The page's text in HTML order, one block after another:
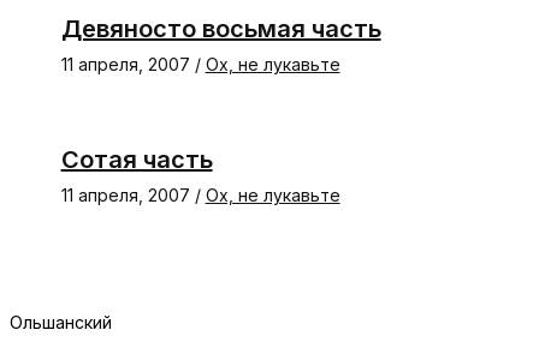
Девяносто восьмая часть
11 апреля, 2007 / Ох, не лукавьте
Сотая часть
11 апреля, 2007 / Ох, не лукавьте
Ольшанский